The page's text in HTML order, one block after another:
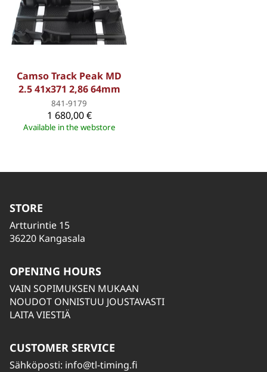
Camso Track Peak MD
2.5 41x371 2,86 64mm
841-9179
1 680,00 €
Available in the webstore
STORE
Artturintie 15
36220 Kangasala
OPENING HOURS
VAIN SOPIMUKSEN MUKAAN
NOUDOT ONNISTUU JOUSTAVASTI
LAITA VIESTIÄ
CUSTOMER SERVICE
Sähköposti: info@tl-timing.fi